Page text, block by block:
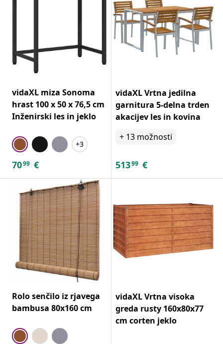
vidaXL miza Sonoma
hrast 100 x 50 x 76,5 cm
Inženirski les in jeklo
+3
7099 €
vidaXL Vrtna jedilna
garnitura 5-delna trden
akacijev les in kovina
+ 13 možnosti
51399 €
Rolo senčilo iz rjavega
bambusa 80x160 cm
vidaXL Vrtna visoka
greda rusty 160x80x77
cm corten jeklo